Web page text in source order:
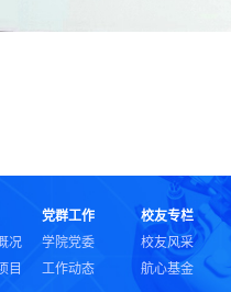
况
目
党群工作
学院党委
工作动态
校友专栏
校友风采
航心基金